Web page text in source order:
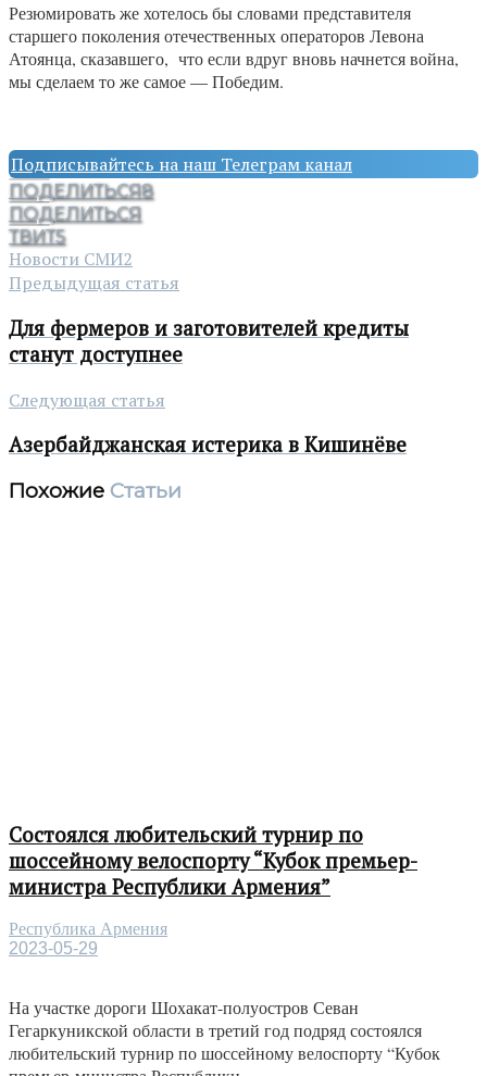
Резюмировать же хотелось бы словами представителя
старшего поколения отечественных операторов Левона
Атоянца, сказавшего, что если вдруг вновь начнется война,
мы сделаем то же самое — Победим.
Подписывайтесь на наш Телеграм канал
ПОДЕЛИТЬСЯ8
ПОДЕЛИТЬСЯ
ТВИТ5
Новости СМИ2
Предыдущая статья
Для фермеров и заготовителей кредиты
станут доступнее
Следующая статья
Азербайджанская истерика в Кишинёве
Похожие Статьи
Состоялся любительский турнир по
шоссейному велоспорту “Кубок премьер-
министра Республики Армения”
Республика Армения
2023-05-29
На участке дороги Шохакат-полуостров Севан
Гегаркуникской области в третий год подряд состоялся
любительский турнир по шоссейному велоспорту “Кубок